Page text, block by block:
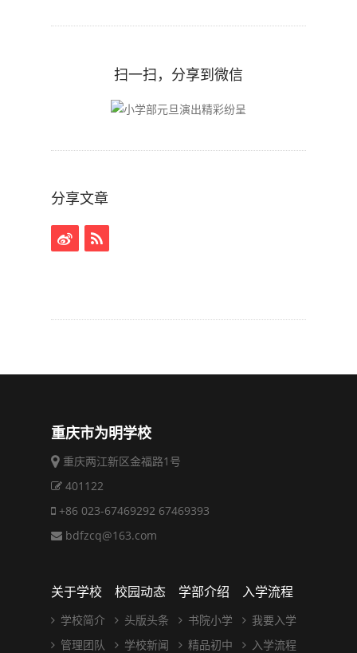
扫一扫，分享到微信
分享文章
重庆市为明学校
重庆两江新区金福路1号
401122
+86 023-67469292 67469393
bdfzcq@163.com
关于学校
学校简介
管理团队
校园动态
头版头条
学校新闻
学部介绍
书院小学
精品初中
入学流程
我要入学
入学流程